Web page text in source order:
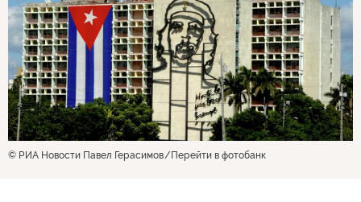
© РИА Новости Павел Герасимов Перейти в фотобанк